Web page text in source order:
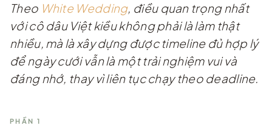
Theo White Wedding, điều quan trọng nhất
với cô dâu Việt kiều không phải là làm thật
nhiều, mà là xây dựng được timeline đủ hợp lý
để ngày cưới vẫn là một trải nghiệm vui và
đáng nhớ, thay vì liên tục chạy theo deadline.
PHẦN 1